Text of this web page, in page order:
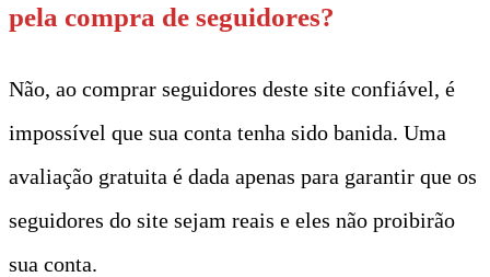
pela compra de seguidores?
Não, ao comprar seguidores deste site confiável, é
impossível que sua conta tenha sido banida. Uma
avaliação gratuita é dada apenas para garantir que os
seguidores do site sejam reais e eles não proibirão
sua conta.